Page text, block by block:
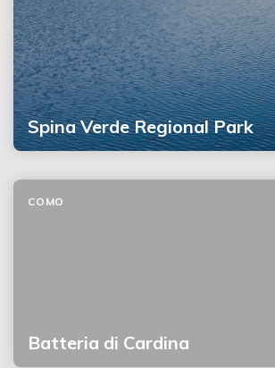
Spina Verde Regional Park
Batteria di Cardina
COMO